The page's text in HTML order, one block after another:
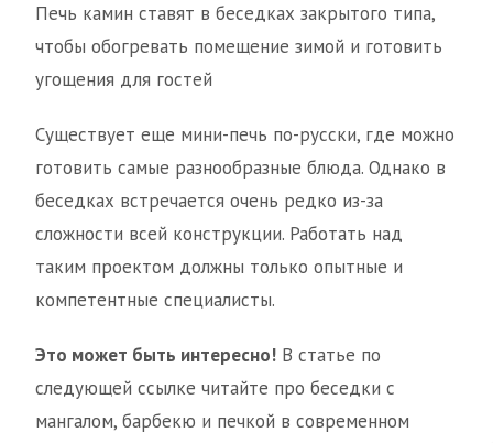
Печь камин ставят в беседках закрытого типа,
чтобы обогревать помещение зимой и готовить
угощения для гостей
Существует еще мини-печь по-русски, где можно
готовить самые разнообразные блюда. Однако в
беседках встречается очень редко из-за
сложности всей конструкции. Работать над
таким проектом должны только опытные и
компетентные специалисты.
Это может быть интересно! В статье по
следующей ссылке читайте про беседки с
мангалом, барбекю и печкой в современном